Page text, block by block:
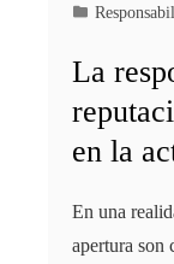
La
en la
En una
apertura son